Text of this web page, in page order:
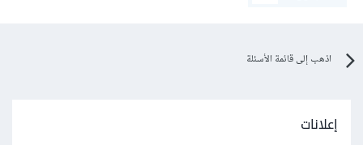
اذهب إلى قائمة الأسئلة
إعلانات